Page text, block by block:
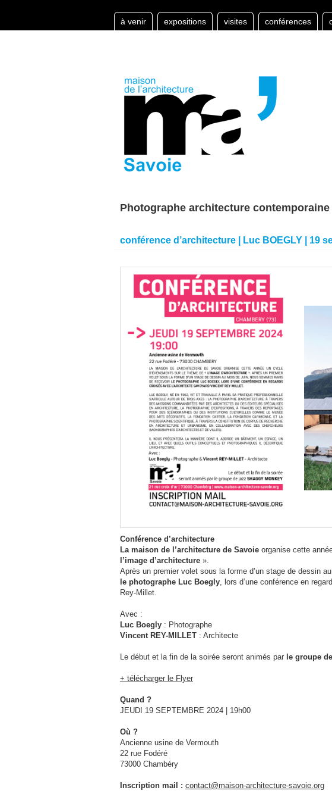
à venir expositions visites conférences
Photographe architecture contemporaine
conférence d’architecture | Luc BOEGLY | 19
Conférence d’architecture
La maison de l’architecture de Savoie organise cette
l’image d’architecture ».
Après un premier volet sous la forme d’un stage de dessin
le photographe Luc Boegly, lors d’une conférence en
Rey-Millet.
Avec :
Luc Boegly : Photographe
Vincent REY-MILLET : Architecte
Le début et la fin de la soirée seront animés par le groupe
+ télécharger le Flyer
Quand ?
JEUDI 19 SEPTEMBRE 2024 | 19h00
Où ?
Ancienne usine de Vermouth
22 rue Fodéré
73000 Chambéry
Inscription mail : contact@maison-architecture-savoie.org